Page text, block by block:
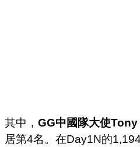
其中， GG中國隊大使
居第4名。在Day1N的